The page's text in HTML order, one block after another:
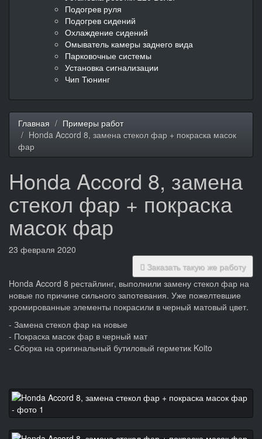
Подогрев руля
Подогрев сидений
Охлаждение сидений
Омыватель камеры заднего вида
Парковочные системы
Установка сигнализации
Чип Тюнинг
Главная
Примеры работ
Honda Accord 8, замена стекол фар + покраска масок
фар
Honda Accord 8, замена
стекол фар + покраска
масок фар
23 февраля 2020
Заказать такую же работу
Honda Accord 8 рестайлинг, выполнили замену стекол фар на
новые по причине сильного запотевания. Уже пожелтевшие
хромированные элементы покрасили в черный матовый цвет.
- Замена стекол фар на новые
- Покраска масок фар в черный мат
- Сборка на оригинальный бутиловый герметик Koito